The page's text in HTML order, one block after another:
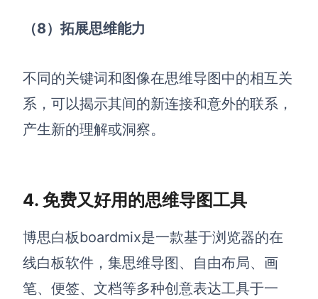
（8） 拓展思维能力
不同的关键词和图像在思维导图中的相互关
系，可以揭示其间的新连接和意外的联系，
产生新的理解或洞察。
4. 免费又好用的思维导图工具
博思白板boardmix是一款基于浏览器的在
线白板软件，集思维导图、自由布局、画
笔、便签、文档等多种创意表达工具于一